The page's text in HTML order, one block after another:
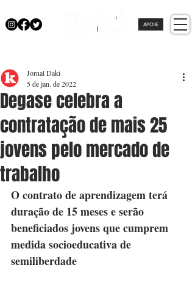
APOIE
Degase celebra a
contratação de mais 25
jovens pelo mercado de
trabalho
Jornal Daki
5 de jan. de 2022
O contrato de aprendizagem terá
duração de 15 meses e serão
beneficiados jovens que cumprem
medida socioeducativa de
semiliberdade